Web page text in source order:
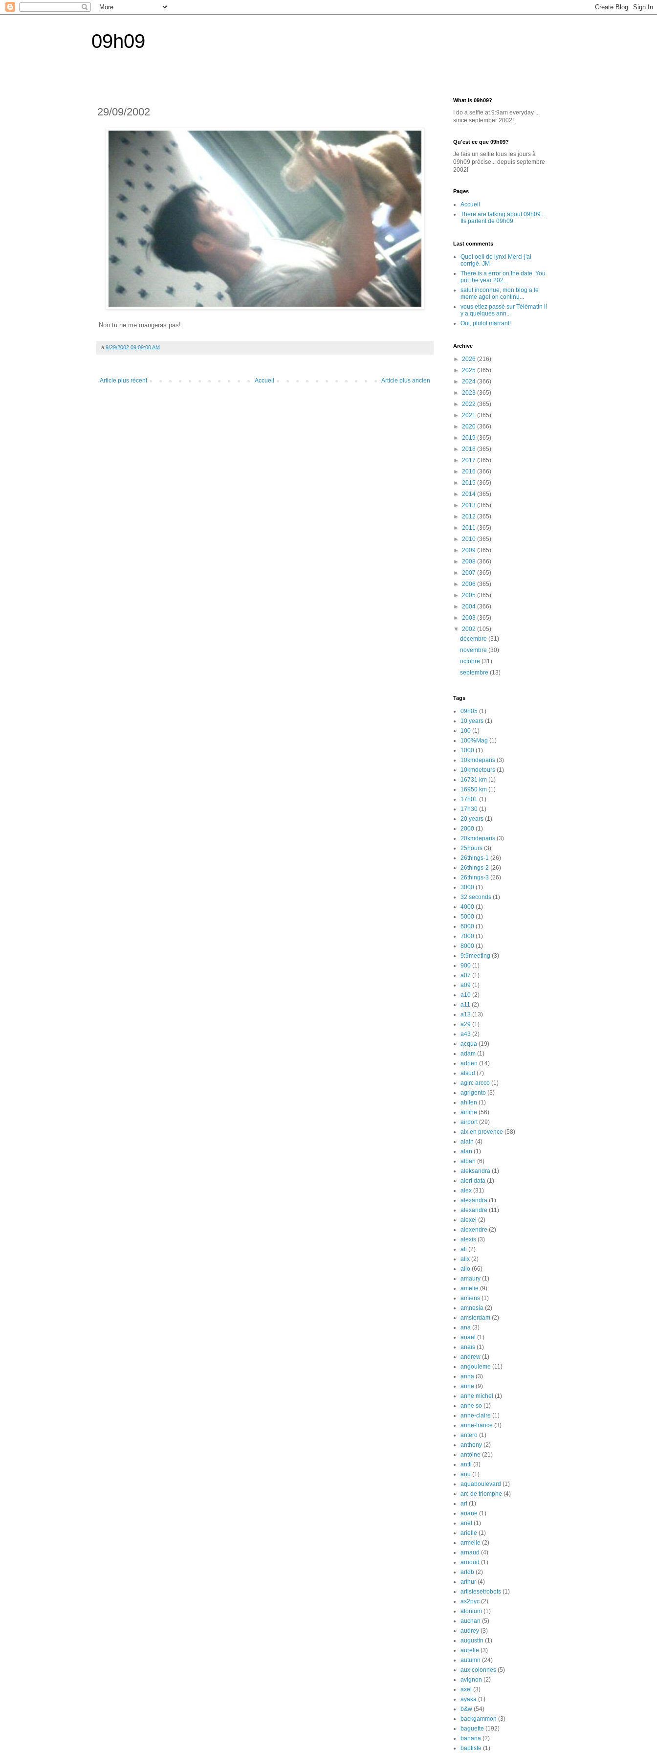
09h09
29/09/2002
Non tu ne me mangeras pas!
à 9/29/2002 09:09:00 AM
Article plus récent Article plus ancien
Accueil
What is 09h09?
I do a selfie at 9:9am everyday ...
since september 2002!
Qu'est ce que 09h09?
Je fais un selfie tous les jours à
09h09 précise... depuis septembre
2002!
Pages
Accueil
There are talking about 09h09...
Ils parlent de 09h09
Last comments
Quel oeil de lynx! Merci j'ai
corrigé. JM
There is a error on the date. You
put the year 202...
salut inconnue, mon blog a le
meme age! on continu...
vous etiez passé sur Télématin il
y a quelques ann...
Oui, plutot marrant!
Archive
► 2026 (216)
► 2025 (365)
► 2024 (366)
► 2023 (365)
► 2022 (365)
► 2021 (365)
► 2020 (366)
► 2019 (365)
► 2018 (365)
► 2017 (365)
► 2016 (366)
► 2015 (365)
► 2014 (365)
► 2013 (365)
► 2012 (365)
► 2011 (365)
► 2010 (365)
► 2009 (365)
► 2008 (366)
► 2007 (365)
► 2006 (365)
► 2005 (365)
► 2004 (366)
► 2003 (365)
▼ 2002 (105)
décembre(31)
novembre(30)
octobre(31)
septembre(13)
Tags
09h05 (1)
10 years (1)
100 (1)
100%Mag (1)
1000 (1)
10kmdeparis (3)
10kmdetours (1)
16731 km (1)
16950 km (1)
17h01 (1)
17h30 (1)
20 years (1)
2000 (1)
20kmdeparis (3)
25hours (3)
26things-1 (26)
26things-2 (26)
26things-3 (26)
3000 (1)
32 seconds (1)
4000 (1)
5000 (1)
6000 (1)
7000 (1)
8000 (1)
9:9meeting (3)
900 (1)
a07 (1)
a09 (1)
a10 (2)
a11 (2)
a13 (13)
a29 (1)
a43 (2)
acqua (19)
adam (1)
adrien (14)
afsud (7)
agirc arcco (1)
agrigento (3)
ahilen (1)
airline (56)
airport (29)
aix en provence (58)
alain (4)
alan (1)
alban (6)
aleksandra (1)
alert data (1)
alex (31)
alexandra (1)
alexandre (11)
alexei (2)
alexendre (2)
alexis (3)
ali (2)
alix (2)
allo (66)
amaury (1)
amelie (9)
amiens (1)
amnesia (2)
amsterdam (2)
ana (3)
anael (1)
anaïs (1)
andrew (1)
angouleme (11)
anna (3)
anne (9)
anne michel (1)
anne so (1)
anne-claire (1)
anne-france (3)
antero (1)
anthony (2)
antoine (21)
antti (3)
anu (1)
aquaboulevard (1)
arc de triomphe (4)
ari (1)
ariane (1)
ariel (1)
arielle (1)
armelle (2)
arnaud (4)
arnoud (1)
artdb (2)
arthur (4)
artistesetrobots (1)
as2pyc (2)
atonium (1)
auchan (5)
audrey (3)
augustin (1)
aurelie (3)
autumn (24)
aux colonnes (5)
avignon (2)
axel (3)
ayaka (1)
b&w (54)
backgammon (3)
baguette (192)
banana (2)
baptiste (1)